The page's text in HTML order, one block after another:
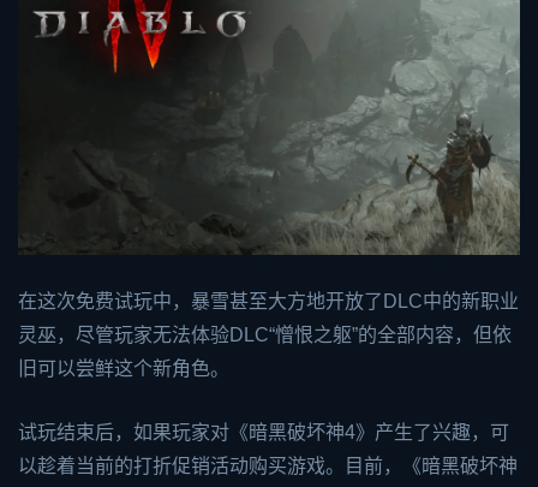
在这次免费试玩中，暴雪甚至大方地开放了DLC中的新职业
灵巫，尽管玩家无法体验DLC“憎恨之躯”的全部内容，但依
旧可以尝鲜这个新角色。
试玩结束后，如果玩家对《暗黑破坏神4》产生了兴趣，可
以趁着当前的打折促销活动购买游戏。目前，《暗黑破坏神